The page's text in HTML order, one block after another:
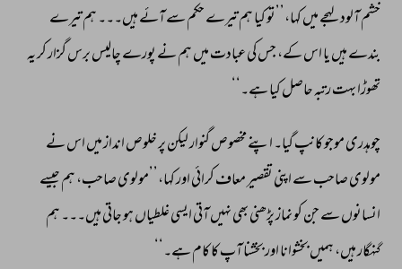
خشم آلود لہجے میں کہا،’’تو کیا ہم تیرے حکم سے آئے ہیں۔۔۔ ہم تیرے
بندے ہیں یا اس کے، جس کی عبادت میں ہم نے پورے چالیس برس گزار کر یہ
تھوڑا بہت رتبہ حاصل کیا ہے۔‘‘
چوہدری موجو کانپ گیا۔ اپنے مخصوص گنوار لیکن پر خلوص انداز میں اس نے
مولوی صاحب سے اپنی تقصیر معاف کرائی اور کہا،’’مولوی صاحب، ہم جیسے
انسانوں سے جن کو نماز پڑھنی بھی نہیں آتی ایسی غلطیاں ہو جاتی ہیں۔۔۔ ہم
گنہگار ہیں، ہمیں بخشوانا اور بخشنا آپ کا کام ہے۔‘‘